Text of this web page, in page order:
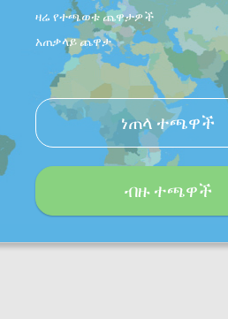
ዛሬ የተጫወቱ ጨዋታዎች
አጠቃላይ ጨዋታ
ነጠላ ተጫዋች
ብዙ ተጫዋች